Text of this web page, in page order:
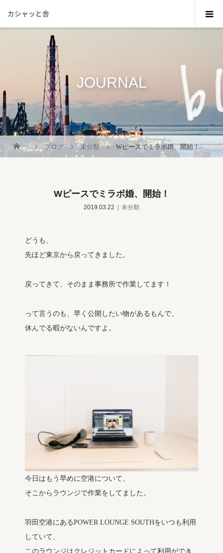
カシャッと舎
JOURNAL
_
ブログ 未分類 Wピースでミラボ婚、開始！
Wピースでミラボ婚、開始！
2019.03.22 未分類
どうも、
先ほど東京から戻ってきました。
戻ってきて、そのまま事務所で作業してます！
って言うのも、早く公開したい物があるもんで、
休んでる暇がないんですよ。
今日はもう早めに空港について、
そこからラウンジで作業をしてました。
羽田空港にあるPOWER LOUNGE SOUTHをいつも利用
していて、
このラウンジはクレジットカードによって利用ができ